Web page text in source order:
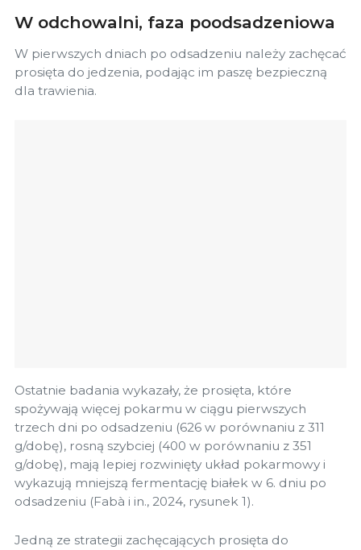
W odchowalni, faza poodsadzeniowa
W pierwszych dniach po odsadzeniu należy zachęcać
prosięta do jedzenia, podając im paszę bezpieczną
dla trawienia.
Ostatnie badania wykazały, że prosięta, które
spożywają więcej pokarmu w ciągu pierwszych
trzech dni po odsadzeniu (626 w porównaniu z 311
g/dobę), rosną szybciej (400 w porównaniu z 351
g/dobę), mają lepiej rozwinięty układ pokarmowy i
wykazują mniejszą fermentację białek w 6. dniu po
odsadzeniu (Fabà i in., 2024, rysunek 1).
Jedną ze strategii zachęcających prosięta do